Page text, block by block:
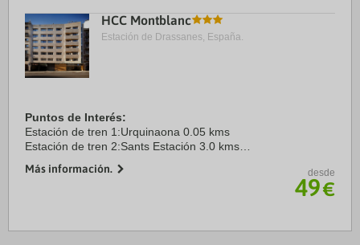
HCC Montblanc
Estación de Drassanes, España.
Puntos de Interés:
Estación de tren 1:Urquinaona 0.05 kms
Estación de tren 2:Sants Estación 3.0 kms
Puerto:Muelle de Barcelona 2.0 kms
Más información. desde
49€